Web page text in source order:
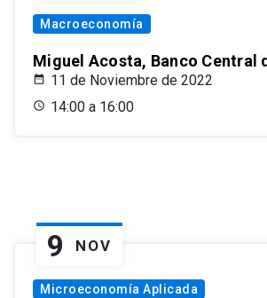
Macroeconomía
Miguel Acosta, Banco Central
11 de Noviembre de 2022
14:00 a 16:00
9 NOV
Microeconomía Aplicada